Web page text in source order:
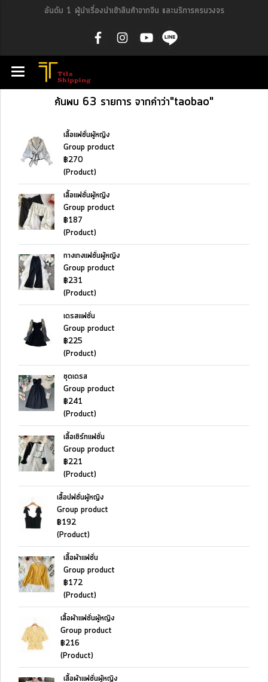
อันดับ 1 ผู้นำเรื่องนำเข้าสินค้าจากจีน และบริการครบวงจร
ค้นพบ 63 รายการ จากคำว่า"taobao"
เสื้อแฟชั่นผู้หญิง
Group product
฿270
(Product)
เสื้อแฟชั่นผู้หญิง
Group product
฿187
(Product)
กางเกงแฟชั่นผู้หญิง
Group product
฿231
(Product)
เดรสแฟชั่น
Group product
฿225
(Product)
ชุดเดรส
Group product
฿241
(Product)
เสื้อเชิร์ทแฟชั่น
Group product
฿221
(Product)
เสื้อปฟชั่นผู้หญิง
Group product
฿192
(Product)
เสื้อผ้าแฟชั่น
Group product
฿172
(Product)
เสื้อผ้าแฟชั่นผู้หญิง
Group product
฿216
(Product)
เสื้อผ้าแฟชั่นผู้หญิง